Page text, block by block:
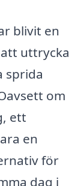
blivit en
uttrycka
sprida
om
ett
en
för
dag i